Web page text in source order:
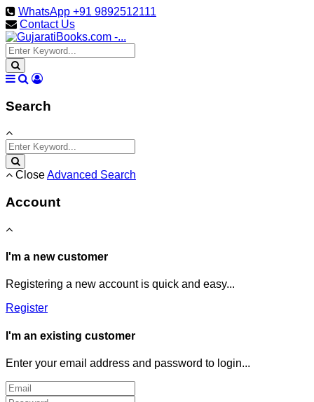
WhatsApp +91 9892512111
Contact Us
Search
CloseAdvanced Search
Account
I'm a new customer
Registering a new account is quick and easy...
Register
I'm an existing customer
Enter your email address and password to login...